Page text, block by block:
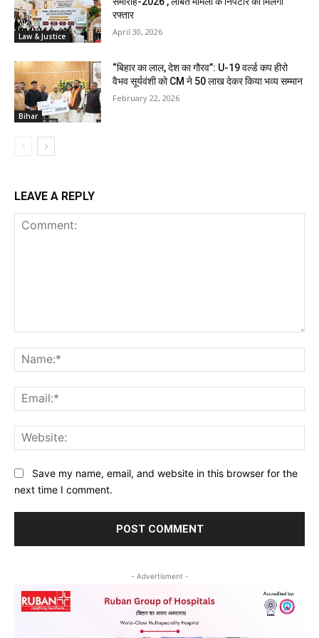
Law & Justice
रफ्तार
April 30, 2026
Bihar
“बिहार का लाल, देश का गौरव”: U-19 वर्ल्ड कप हीरो
वैभव सूर्यवंशी को CM ने ₹50 लाख देकर किया भव्य सम्मान
February 22, 2026
LEAVE A REPLY
Save my name, email, and website in this browser for the
next time I comment.
- Advertisment -